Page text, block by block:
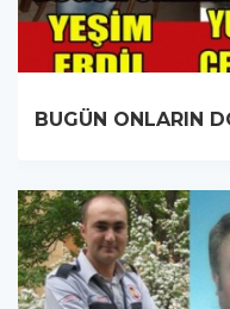
BUGÜN ONLARIN